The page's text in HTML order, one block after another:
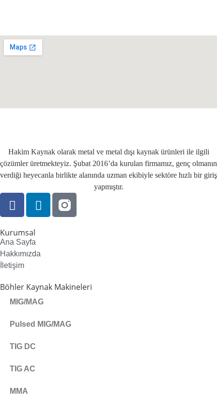
Hakim Kaynak olarak metal ve metal dışı kaynak ürünleri ile ilgili
çözümler üretmekteyiz. Şubat 2016’da kurulan firmamız, genç olmanın
verdiği heyecanla birlikte alanında uzman ekibiyle sektöre hızlı bir giriş
yapmıştır.
Kurumsal
Ana Sayfa
Hakkımızda
İletişim
Böhler Kaynak Makineleri
MIG/MAG
Pulsed MIG/MAG
TIG DC
TIG AC
MMA